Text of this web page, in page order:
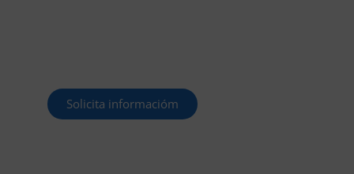
Solicita informacióm